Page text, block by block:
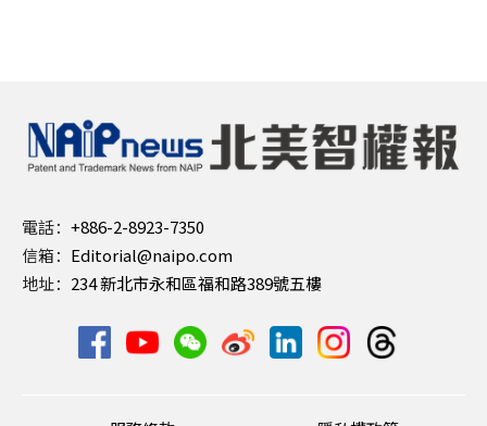
電話： +886-2-8923-7350
信箱： Editorial@naipo.com
地址： 234 新北市永和區福和路389號五樓